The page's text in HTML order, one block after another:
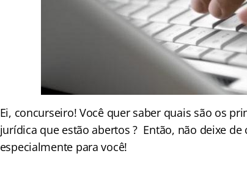
Ei, concurseiro! Você quer saber quais são os
jurídica que estão abertos ? Então, não deixe
especialmente para você!